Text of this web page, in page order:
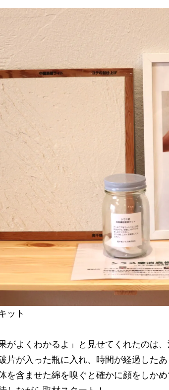
ット
がよくわかるよ」と見せてくれたのは
片が入った瓶に入れ、時間が経過した
を含ませた綿を嗅ぐと確かに顔をしか